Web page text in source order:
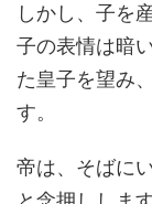
しかし、子を
子の表情は暗
た皇子を望み
す。
帝は、そばに